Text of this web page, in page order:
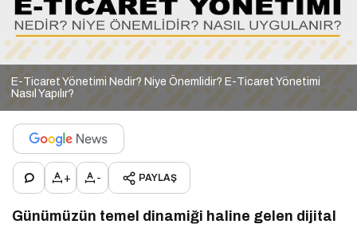
E-Ticaret Yönetimi Nedir? Niye Önemlidir? E-Ticaret Yönetimi
Nasıl Yapılır?
+ - PAYLAŞ
Günümüzün temel dinamiği haline gelen dijital